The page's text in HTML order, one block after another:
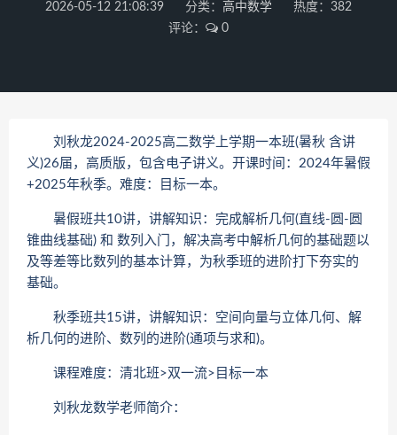
2026-05-12 21:08:39 分类： 高中数学
热度：382
评论：
0
刘秋龙2024-2025高二数学上学期一本班(暑秋 含讲
义)26届，高质版，包含电子讲义。开课时间：2024年暑假
+2025年秋季。难度：目标一本。
暑假班共10讲，讲解知识：完成解析几何(直线-圆-圆
锥曲线基础) 和 数列入门，解决高考中解析几何的基础题以
及等差等比数列的基本计算，为秋季班的进阶打下夯实的
基础。
秋季班共15讲，讲解知识：空间向量与立体几何、解
析几何的进阶、数列的进阶(通项与求和)。
课程难度：清北班>双一流>目标一本
刘秋龙数学老师简介：